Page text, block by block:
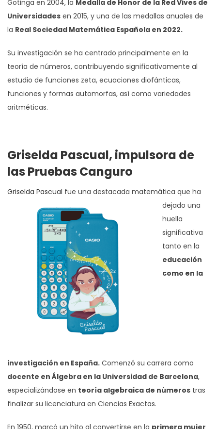
Gotinga en 2004, la Medalla de Honor de la Red Vives de
Universidades en 2015, y una de las medallas anuales de
la Real Sociedad Matemática Española en 2022.
Su investigación se ha centrado principalmente en la
teoría de números, contribuyendo significativamente al
estudio de funciones zeta, ecuaciones diofánticas,
funciones y formas automorfas, así como variedades
aritméticas.
Griselda Pascual, impulsora de
las Pruebas Canguro
Griselda Pascual fue una destacada matemática que ha
dejado una
huella
significativa
tanto en la
educación
como en la
investigación en España. Comenzó su carrera como
docente en Álgebra en la Universidad de Barcelona,
especializándose en teoría algebraica de números tras
finalizar su licenciatura en Ciencias Exactas.
En 1950, marcó un hito al convertirse en la primera mujer